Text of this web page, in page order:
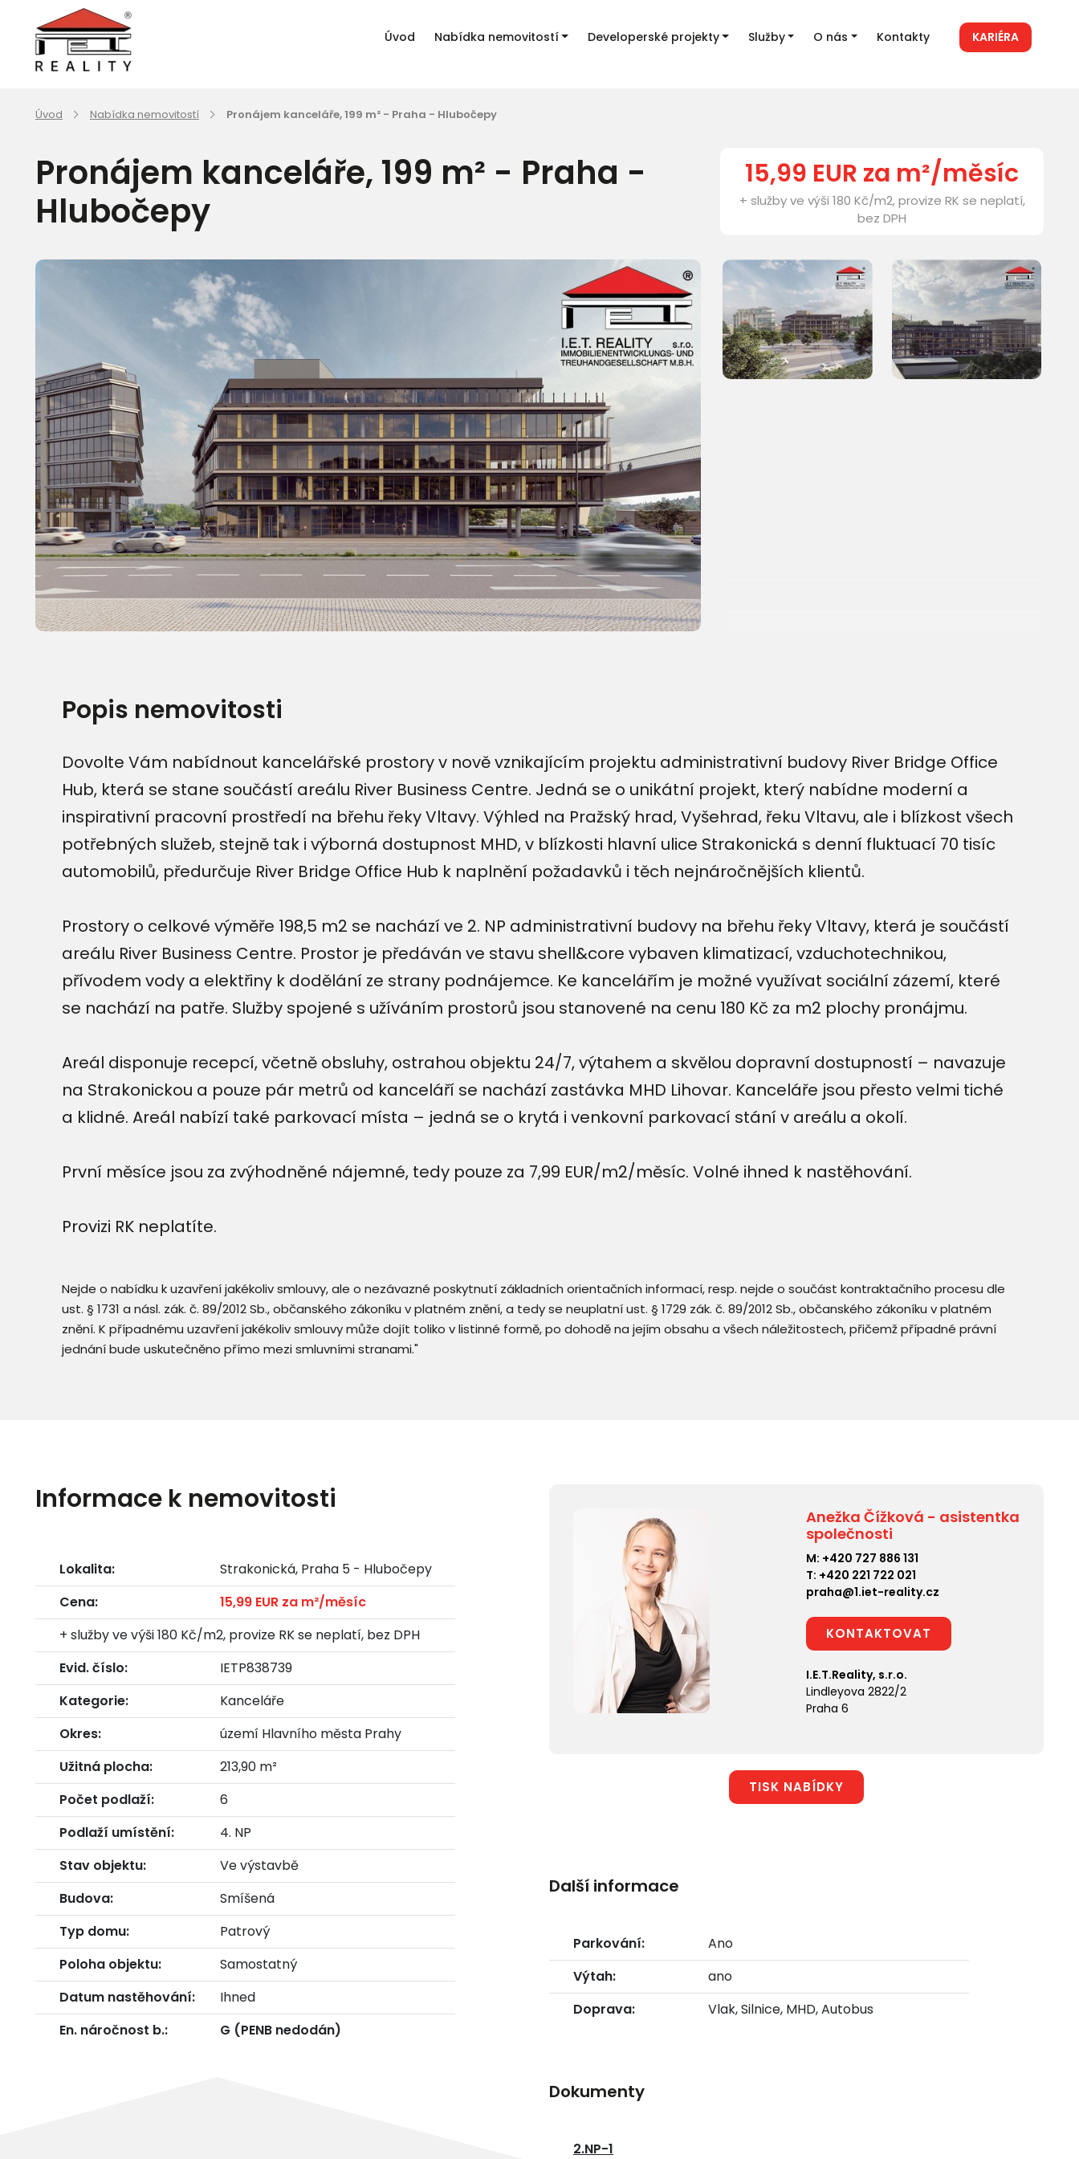
Úvod Nabídka nemovitostí Developerské projekty Služby O nás Kontakty KARIÉRA
Úvod Nabídka nemovitostí Pronájem kanceláře, 199 m² - Praha - Hlubočepy
Pronájem kanceláře, 199 m² - Praha -
Hlubočepy
15,99 EUR za m²/měsíc
+ služby ve výši 180 Kč/m2, provize RK se neplatí,
bez DPH
Popis nemovitosti
Dovolte Vám nabídnout kancelářské prostory v nově vznikajícím projektu administrativní budovy River Bridge Office
Hub, která se stane součástí areálu River Business Centre. Jedná se o unikátní projekt, který nabídne moderní a
inspirativní pracovní prostředí na břehu řeky Vltavy. Výhled na Pražský hrad, Vyšehrad, řeku Vltavu, ale i blízkost všech
potřebných služeb, stejně tak i výborná dostupnost MHD, v blízkosti hlavní ulice Strakonická s denní fluktuací 70 tisíc
automobilů, předurčuje River Bridge Office Hub k naplnění požadavků i těch nejnáročnějších klientů.
Prostory o celkové výměře 198,5 m2 se nachází ve 2. NP administrativní budovy na břehu řeky Vltavy, která je součástí
areálu River Business Centre. Prostor je předáván ve stavu shell&core vybaven klimatizací, vzduchotechnikou,
přívodem vody a elektřiny k dodělání ze strany podnájemce. Ke kancelářím je možné využívat sociální zázemí, které
se nachází na patře. Služby spojené s užíváním prostorů jsou stanovené na cenu 180 Kč za m2 plochy pronájmu.
Areál disponuje recepcí, včetně obsluhy, ostrahou objektu 24/7, výtahem a skvělou dopravní dostupností – navazuje
na Strakonickou a pouze pár metrů od kanceláří se nachází zastávka MHD Lihovar. Kanceláře jsou přesto velmi tiché
a klidné. Areál nabízí také parkovací místa – jedná se o krytá i venkovní parkovací stání v areálu a okolí.
První měsíce jsou za zvýhodněné nájemné, tedy pouze za 7,99 EUR/m2/měsíc. Volné ihned k nastěhování.
Provizi RK neplatíte.
Nejde o nabídku k uzavření jakékoliv smlouvy, ale o nezávazné poskytnutí základních orientačních informací, resp. nejde o součást kontraktačního procesu dle
ust. § 1731 a násl. zák. č. 89/2012 Sb., občanského zákoníku v platném znění, a tedy se neuplatní ust. § 1729 zák. č. 89/2012 Sb., občanského zákoníku v platném
znění. K případnému uzavření jakékoliv smlouvy může dojít toliko v listinné formě, po dohodě na jejím obsahu a všech náležitostech, přičemž případné právní
jednání bude uskutečněno přímo mezi smluvními stranami."
Informace k nemovitosti
Lokalita:
Strakonická, Praha 5 - Hlubočepy
Cena:
15,99 EUR za m²/měsíc
+ služby ve výši 180 Kč/m2, provize RK se neplatí, bez DPH
Evid. číslo:
IETP838739
Kategorie:
Kanceláře
Okres:
území Hlavního města Prahy
Užitná plocha:
213,90 m²
Počet podlaží:
6
Podlaží umístění:
4. NP
Stav objektu:
Ve výstavbě
Budova:
Smíšená
Typ domu:
Patrový
Poloha objektu:
Samostatný
Datum nastěhování:
Ihned
En. náročnost b.:
G (PENB nedodán)
Anežka Čížková - asistentka
společnosti
M: +420 727 886 131
T: +420 221 722 021
praha@1.iet-reality.cz
KONTAKTOVAT
I.E.T.Reality, s.r.o.
Lindleyova 2822/2
Praha 6
TISK NABÍDKY
Další informace
Parkování:
Ano
Výtah:
ano
Doprava:
Vlak, Silnice, MHD, Autobus
Dokumenty
2.NP-1